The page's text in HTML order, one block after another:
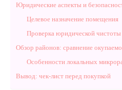
Юридические аспекты и
Целевое назначение помещения
Проверка юридической чистоты
Обзор районов: сравнение
Особенности локальных
Вывод: чек-лист перед покупкой